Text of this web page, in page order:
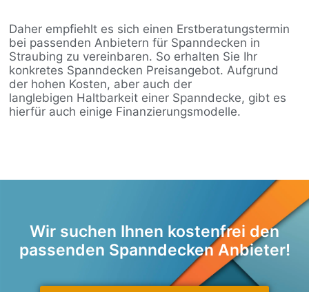
Daher empfiehlt es sich einen Erstberatungstermin
bei passenden Anbietern für Spanndecken in
Straubing zu vereinbaren. So erhalten Sie Ihr
konkretes Spanndecken Preisangebot. Aufgrund
der hohen Kosten, aber auch der
langlebigen Haltbarkeit einer Spanndecke, gibt es
hierfür auch einige Finanzierungsmodelle.
Wir suchen Ihnen kostenfrei den
passenden Spanndecken Anbieter!